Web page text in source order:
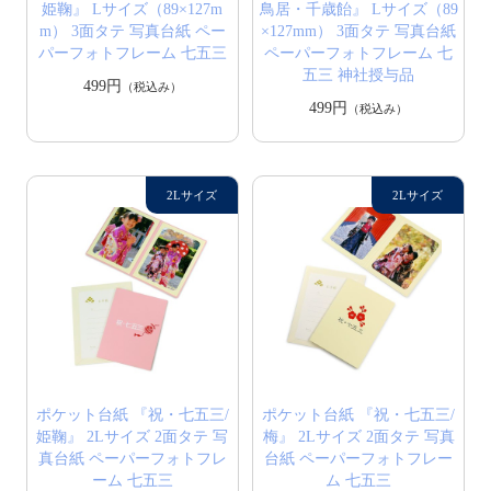
姫鞠』 Lサイズ（89×127m
m） 3面タテ 写真台紙 ペー
パーフォトフレーム 七五三
499円
（税込み）
鳥居・千歳飴』 Lサイズ（89
×127mm） 3面タテ 写真台紙
ペーパーフォトフレーム 七
五三 神社授与品
499円
（税込み）
ポケット台紙 『祝・七五三/
姫鞠』 2Lサイズ 2面タテ 写
真台紙 ペーパーフォトフレ
ーム 七五三
ポケット台紙 『祝・七五三/
梅』 2Lサイズ 2面タテ 写真
台紙 ペーパーフォトフレー
ム 七五三